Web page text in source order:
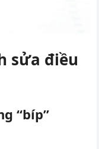
sửa điều
“bíp”